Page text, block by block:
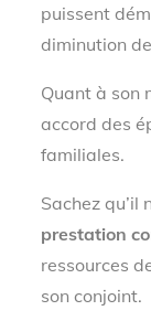
puissent
diminution
Quant à son
accord des
familiales.
Sachez qu’il
prestation
ressources
son conjoint.